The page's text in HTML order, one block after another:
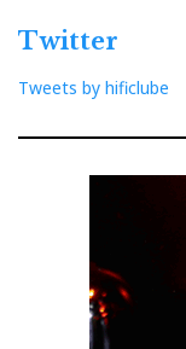
Twitter
Tweets by hificlube